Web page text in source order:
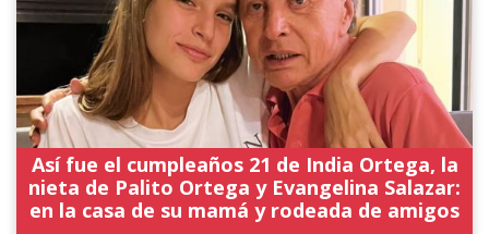
Así fue el cumpleaños 21 de India Ortega, la
nieta de Palito Ortega y Evangelina Salazar:
en la casa de su mamá y rodeada de amigos